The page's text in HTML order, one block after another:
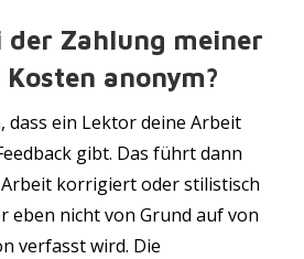
der Zahlung meiner
anonym?
dass ein Lektor deine Arbeit
gibt. Das führt dann
Arbeit korrigiert oder stilistisch
eben nicht von Grund auf von
verfasst wird. Die